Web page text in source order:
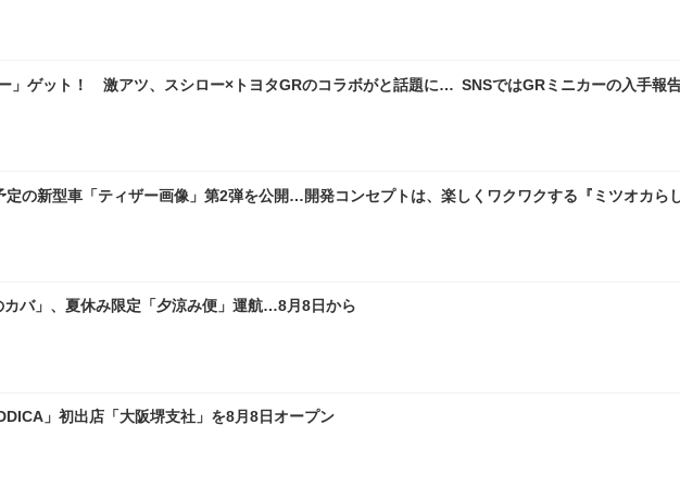
」ゲット！ 激アツ、スシロー×トヨタGRのコラボがと話題に… SNSではGRミニカーの入手報
の新型車「ティザー画像」第2弾を公開…開発コンセプトは、楽しくワクワクする『ミツオカら
バ」、夏休み限定「夕涼み便」運航…8月8日から
」初出店「大阪堺支社」を8月8日オープン